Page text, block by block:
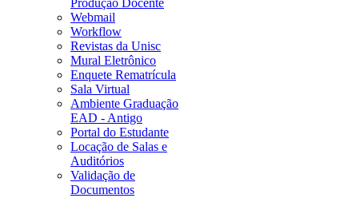
Produção Docente
Webmail
Workflow
Revistas da Unisc
Mural Eletrônico
Enquete Rematrícula
Sala Virtual
Ambiente Graduação
EAD - Antigo
Portal do Estudante
Locação de Salas e
Auditórios
Validação de
Documentos